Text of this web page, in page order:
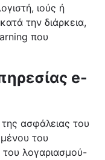
ιούς ή
την διάρκεια,
που
e-
της ασφάλειας του
του
λογαριασμού-